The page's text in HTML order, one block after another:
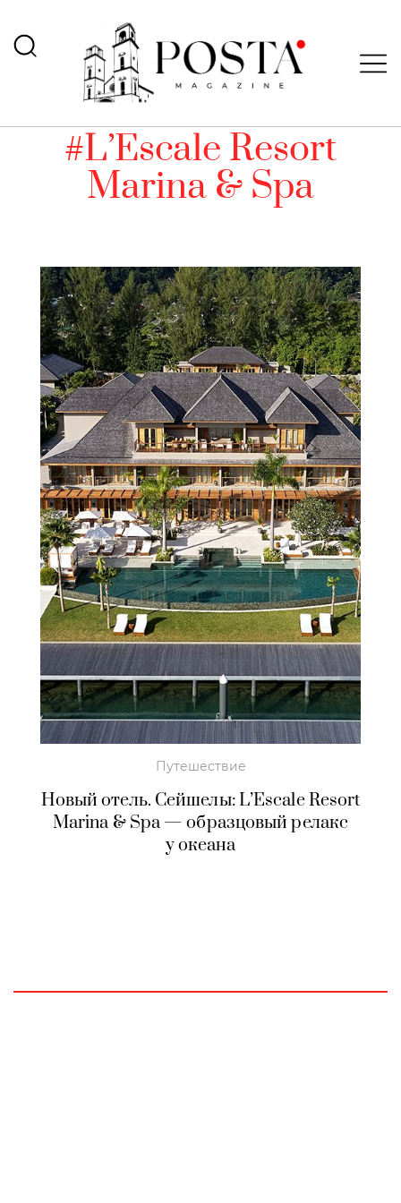
#L’Escale Resort
Marina & Spa
Путешествие
Новый отель. Сейшелы: L’Escale Resort
Marina & Spa — образцовый релакс
у океана